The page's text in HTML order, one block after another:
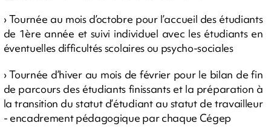
› Tournée au mois d’octobre pour l’accueil des étudiants
de 1ère année et suivi individuel avec les étudiants en
éventuelles difficultés scolaires ou psycho-sociales
› Tournée d’hiver au mois de février pour le bilan de fin
de parcours des étudiants finissants et la préparation à
la transition du statut d’étudiant au statut de travailleur
- encadrement pédagogique par chaque Cégep